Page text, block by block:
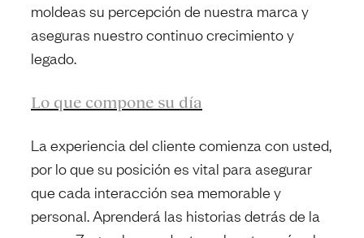
moldeas su percepción de nuestra marca y
aseguras nuestro continuo crecimiento y
legado.
Lo que compone su día
La experiencia del cliente comienza con usted,
por lo que su posición es vital para asegurar
que cada interacción sea memorable y
personal. Aprenderá las historias detrás de la